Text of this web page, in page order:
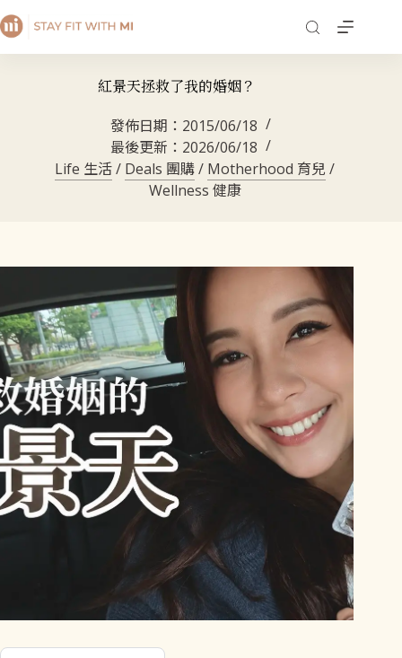
紅景天拯救了我的婚姻？
發佈日期： 2015/06/18
最後更新： 2026/06/18
Life 生活/ Deals 團購/ Motherhood 育兒 /
Wellness 健康